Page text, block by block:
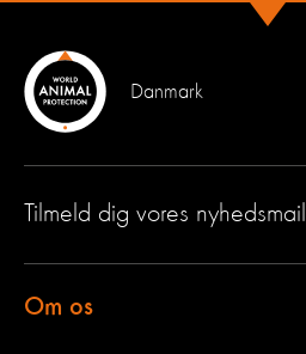
Danmark
Tilmeld dig vores nyhedsmail
Om os